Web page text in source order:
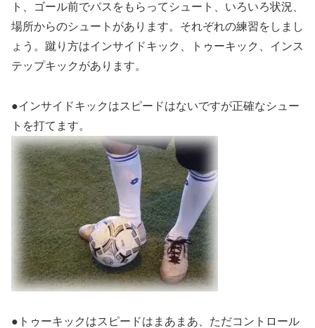
ト、ゴール前でパスをもらってシュート、いろいろ状況、
場所からのシュートがあります。それぞれの練習をしまし
ょう。蹴り方はインサイドキック、トゥーキック、インス
テップキックがあります。
●インサイドキックはスピードはないですが正確なシュー
トを打てます。
●トゥーキックはスピードはまあまあ、ただコントロール